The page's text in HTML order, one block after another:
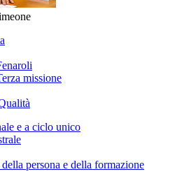
missione
e a ciclo unico
persona e della formazione